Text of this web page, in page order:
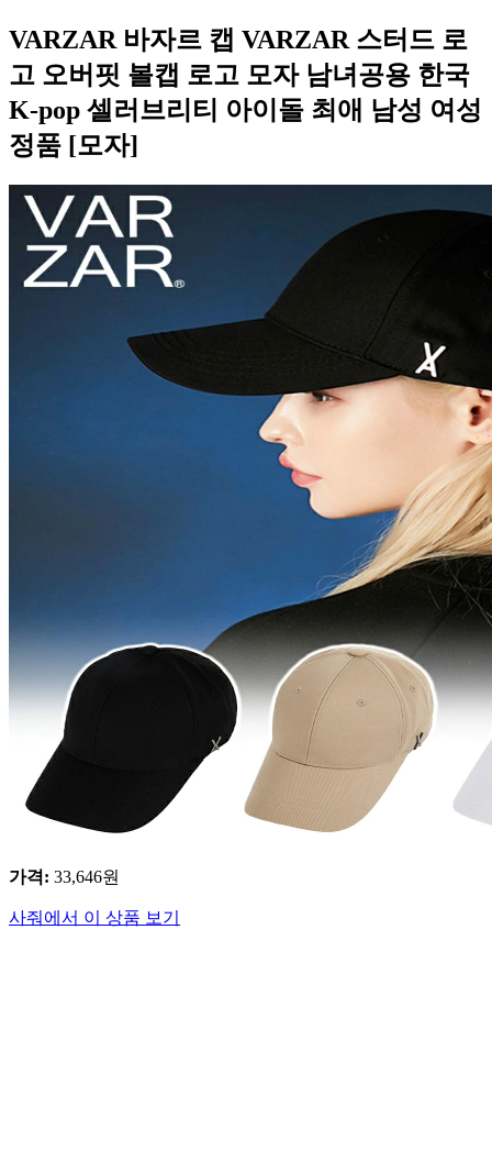
VARZAR 바자르 캡 VARZAR 스터드 로
고 오버핏 볼캡 로고 모자 남녀공용 한국
K-pop 셀러브리티 아이돌 최애 남성 여성
정품 [모자]
가격: 33,646원
사줘에서 이 상품 보기